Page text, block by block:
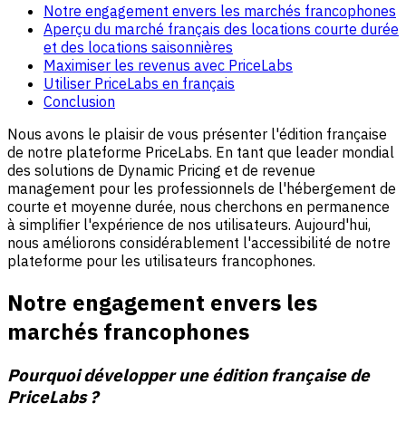
Notre engagement envers les marchés francophones
Aperçu du marché français des locations courte durée
et des locations saisonnières
Maximiser les revenus avec PriceLabs
Utiliser PriceLabs en français
Conclusion
Nous avons le plaisir de vous présenter l'édition française
de notre plateforme PriceLabs. En tant que leader mondial
des solutions de Dynamic Pricing et de revenue
management pour les professionnels de l'hébergement de
courte et moyenne durée, nous cherchons en permanence
à simplifier l'expérience de nos utilisateurs. Aujourd'hui,
nous améliorons considérablement l'accessibilité de notre
plateforme pour les utilisateurs francophones.
Notre engagement envers les
marchés francophones
Pourquoi développer une édition française de
PriceLabs ?